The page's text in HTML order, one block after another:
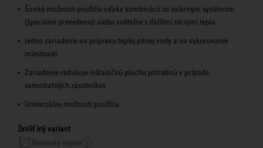
Široké možnosti použitia vďaka kombinácii so solárnym systémom
(špeciálne prevedenie) alebo voliteľne s ďalšími zdrojmi tepla
Jedno zariadenie na prípravu teplej pitnej vody a na vykurovanie
miestností
Zariadenie redukuje inštalačnú plochu potrebnú v prípade
samostatných zásobníkov
Univerzálne možnosti použitia
Zvoliť iný variant
Menovitý objem